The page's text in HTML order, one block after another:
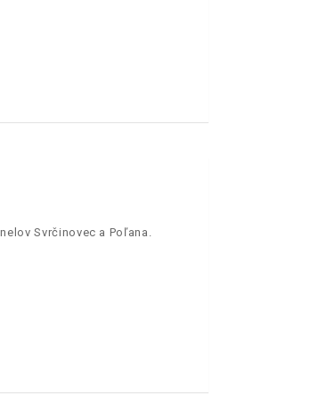
Svrčinovec a Poľana.